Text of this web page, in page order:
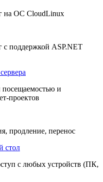
на OC CloudLinux
с поддержкой ASP.NET
посещаемостью и
проектов
продление, перенос
стол
с любых устройств (ПК,